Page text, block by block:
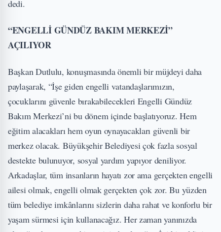
dedi.
“ENGELLİ GÜNDÜZ BAKIM MERKEZİ”
AÇILIYOR
Başkan Dutlulu, konuşmasında önemli bir müjdeyi daha
paylaşarak, “İşe giden engelli vatandaşlarımızın,
çocuklarını güvenle bırakabilecekleri Engelli Gündüz
Bakım Merkezi’ni bu dönem içinde başlatıyoruz. Hem
eğitim alacakları hem oyun oynayacakları güvenli bir
merkez olacak. Büyükşehir Belediyesi çok fazla sosyal
destekte bulunuyor, sosyal yardım yapıyor deniliyor.
Arkadaşlar, tüm insanların hayatı zor ama gerçekten engelli
ailesi olmak, engelli olmak gerçekten çok zor. Bu yüzden
tüm belediye imkânlarını sizlerin daha rahat ve konforlu bir
yaşam sürmesi için kullanacağız. Her zaman yanınızda